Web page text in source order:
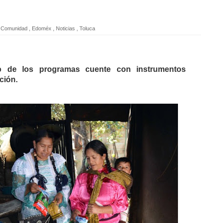
Comunidad Edoméx Noticias Toluca
de los programas cuente con instrumentos